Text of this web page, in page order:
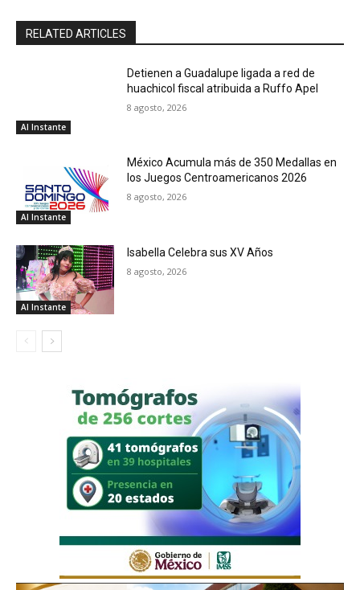
RELATED ARTICLES
Al Instante
Detienen a Guadalupe ligada a red de
huachicol fiscal atribuida a Ruffo Apel
8 agosto, 2026
Al Instante
México Acumula más de 350 Medallas en
los Juegos Centroamericanos 2026
8 agosto, 2026
Al Instante
Isabella Celebra sus XV Años
8 agosto, 2026